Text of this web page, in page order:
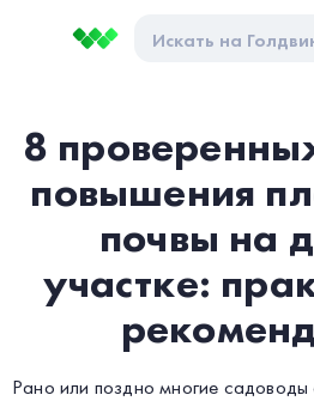
8
повышения
почвы на
участке:
Рано или поздно многие